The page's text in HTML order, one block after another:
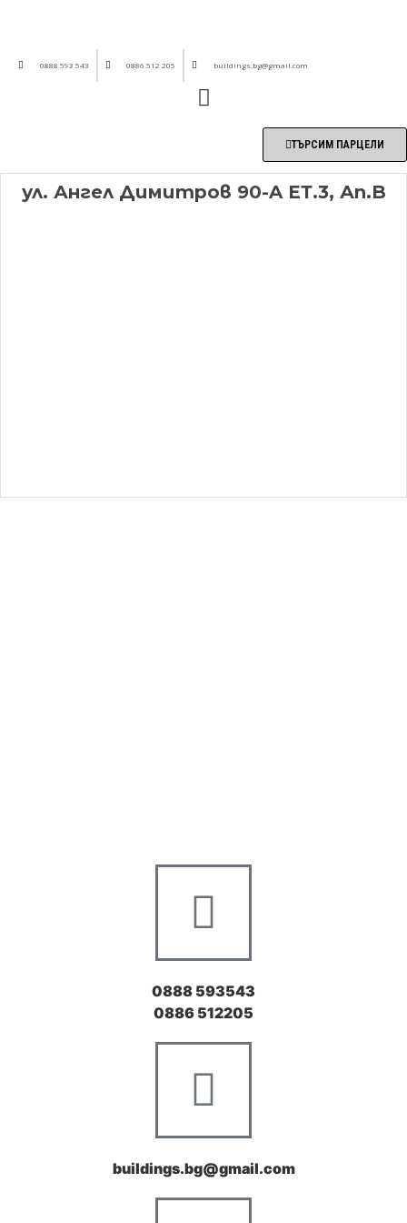
0888 593 543 0886 512 205 buildings.bg@gmail.com
ТЪРСИМ ПАРЦЕЛИ
ул. Ангел Димитров 90-A ЕТ.3, Ап.B
0888 593543
0886 512205
buildings.bg@gmail.com